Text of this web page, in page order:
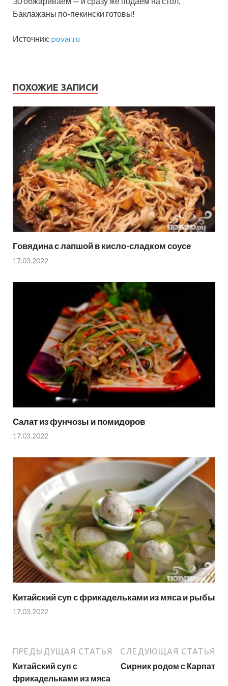
Баклажаны по-пекински готовы!
Источник: povar.ru
ПОХОЖИЕ ЗАПИСИ
Говядина с лапшой в кисло-сладком соусе
17.03.2022
Салат из фунчозы и помидоров
17.03.2022
Китайский суп с фрикадельками из мяса и рыбы
17.03.2022
ПРЕДЫДУЩАЯ СТАТЬЯ
Китайский суп с
фрикадельками из мяса
СЛЕДУЮЩАЯ СТАТЬЯ
Сирник родом с Карпат